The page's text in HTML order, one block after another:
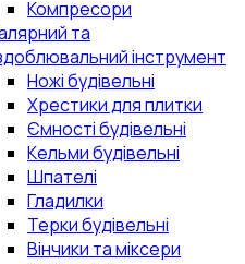
Компресори
та
інструмент
Ножі будівельні
Хрестики для плитки
Ємності будівельні
Кельми будівельні
Шпателі
Гладилки
Терки будівельні
Вінчики та міксери